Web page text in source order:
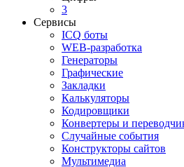
3
Сервисы
ICQ боты
WEB-разработка
Генераторы
Графические
Закладки
Калькуляторы
Кодировщики
Конвертеры и
Случайные события
Конструкторы сайтов
Мультимедиа